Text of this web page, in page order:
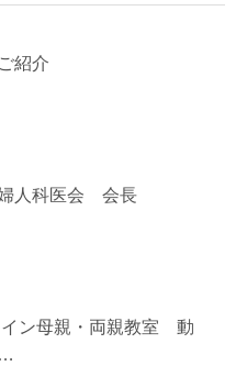
紹介
人科医会 会長
イン母親・両親教室 動